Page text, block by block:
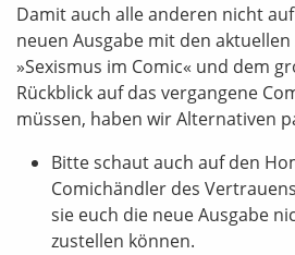
Damit auch alle anderen nicht
neuen Ausgabe mit den
»Sexismus im Comic« und dem
Rückblick auf das vergangene
müssen, haben wir Alternativen
Bitte schaut auch auf den
Comichändler des
sie euch die neue Ausgabe
zustellen können.